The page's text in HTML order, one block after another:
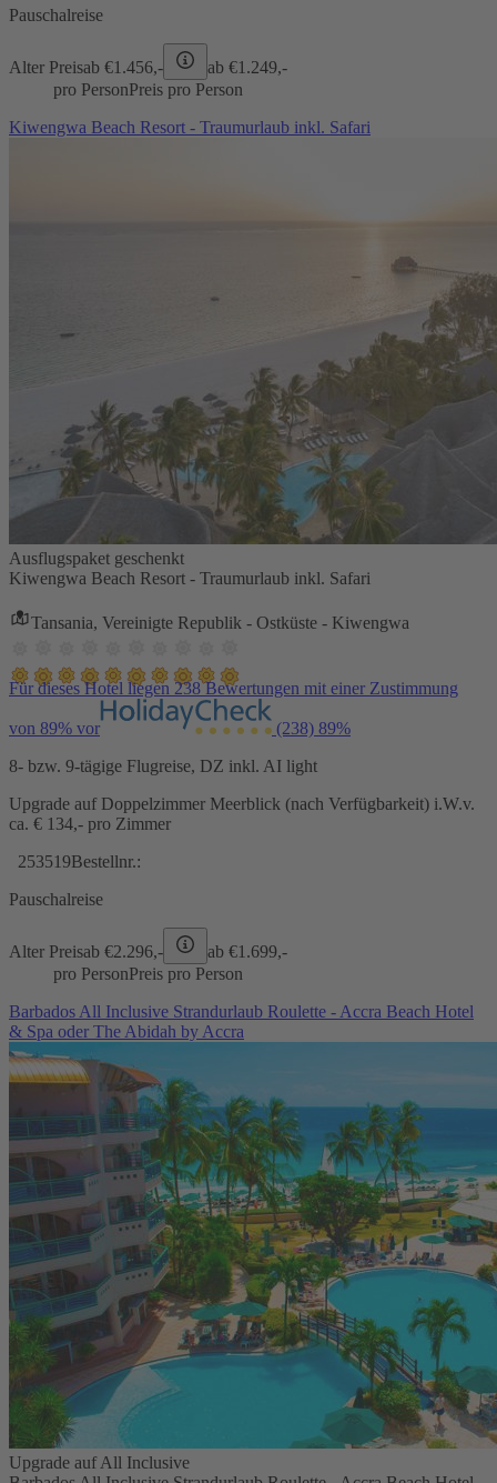
Pauschalreise
Alter Preisab €1.456,- ab €1.249,-
pro PersonPreis pro Person
Kiwengwa Beach Resort - Traumurlaub inkl. Safari
Ausflugspaket geschenkt
Kiwengwa Beach Resort - Traumurlaub inkl. Safari
Tansania, Vereinigte Republik - Ostküste - Kiwengwa
Für dieses Hotel liegen 238 Bewertungen mit einer Zustimmung
von 89% vor (238) 89%
8- bzw. 9-tägige Flugreise, DZ inkl. AI light
Upgrade auf Doppelzimmer Meerblick (nach Verfügbarkeit) i.W.v.
ca. € 134,- pro Zimmer
253519Bestellnr.:
Pauschalreise
Alter Preisab €2.296,- ab €1.699,-
pro PersonPreis pro Person
Barbados All Inclusive Strandurlaub Roulette - Accra Beach Hotel
& Spa oder The Abidah by Accra
Upgrade auf All Inclusive